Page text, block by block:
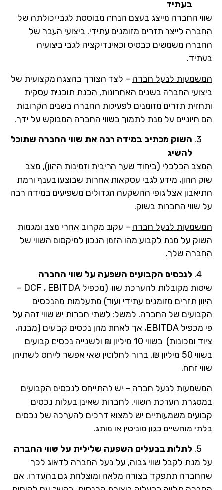
בעתיד
שווי החברה מייצג בעצם הנחה מבוססת לגבי יכולתה של
החברה לייצר תזרים מזומנים עתידי. ביצועי העבר של
החברה משמשים כבסיס וכאינדיקציה לגבי ביצועיה
בעתיד.
המשמעות לבעל חברה – לצד הצורך בהצגה מקצועית של
ביצועי החברה בשנים האחרונות, הכנת תוכנית עסקית
ותחזית תזרים מזומנים לפעילות החברה בשנים הקרובות
הם חיוניים על מנת לתמוך בשווי החברה המבוקש על ידך.
השוק מכתיב במידה רבה את שווי החברה שתוכל
להשיג
המצב הכלכלי (ביחוד שער הריבית וזמינות ההון), מצב
שוק ההון, מידע לגבי עסקאות אחרות שבוצעו בענף ורמת
התיאבון אצל גופי ההשקעה הגדולים משפיעים במידה רבה
על שווי החברות בשוק.
המשמעות לבעל חברה – עקוב מקרוב אחרי מצב ומגמות
השוק על מנת לקבוע מהו הזמן הנכון למיקסום השווי של
החברה שלך.
לנכסים הקבועים השפעה על שווי החברה
שיטות מקובלות להערכת שווי (מכפיל DCF , EBITDA –
היוון תזרים מזומנים עתידי ועוד) מתעלמות מהנכסים
הקבועים של החברה. למשל: לשתי חברות יש שווי זהה על
פי מכפיל EBITDA, אך לאחת מהן נכסים קבועים (מבנה,
ציוד ומכונות) בשווי 10 מיליון ₪ ולשנייה נכסים קבועים
בשווי 50 מיליון ₪. ברור לחלוטין שאי אפשר לייחס לשתיהן
שווי זהה.
המשמעות לבעל חברה – יש להתייחס לנכסים הקבועים
במסגרת הערכת השווי. לחברות שאינן בעלות נכסים
קבועים משמעותיים יש למצוא דרכים להערכה של נכסים
בלתי מוחשיים כגון מוניטין או מותג.
לתלות בבעלים השפעה שלילית על שווי החברה
על מנת לקבל שווי גבוה, על בעל החברה לדאוג לכך
שהחברה תתפקד בצורה מלאה ומוצלחת גם בהעדרו. אם